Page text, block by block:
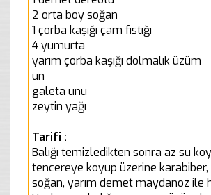
2 orta boy soğan
1 çorba kaşığı çam fıstığı
4 yumurta
yarım çorba kaşığı dolmalık üzüm
un
galeta unu
zeytin yağı
Tarifi :
Balığı temizledikten sonra az su
tencereye koyup üzerine
soğan, yarım demet maydanoz ile